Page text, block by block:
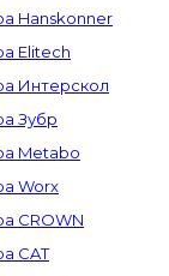
Hanskonner
Elitech
Интерскол
Зубр
Metabo
Worx
CROWN
CAT